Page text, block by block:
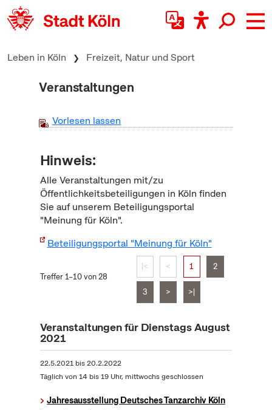
zum Inhalt springen
Leben in Köln Freizeit, Natur und Sport
Veranstaltungen
Vorlesen lassen
Hinweis:
Alle Veranstaltungen mit/zu
Öffentlichkeitsbeteiligungen in Köln finden
Sie auf unserem Beteiligungsportal
"Meinung für Köln".
Beteiligungsportal "Meinung für Köln"
Treffer 1–10 von 28
|< < 1 2
3 > >|
Veranstaltungen für Dienstags August
2021
22.5.2021bis20.2.2022
Täglich von 14 bis 19 Uhr, mittwochs geschlossen
Jahresausstellung Deutsches Tanzarchiv Köln